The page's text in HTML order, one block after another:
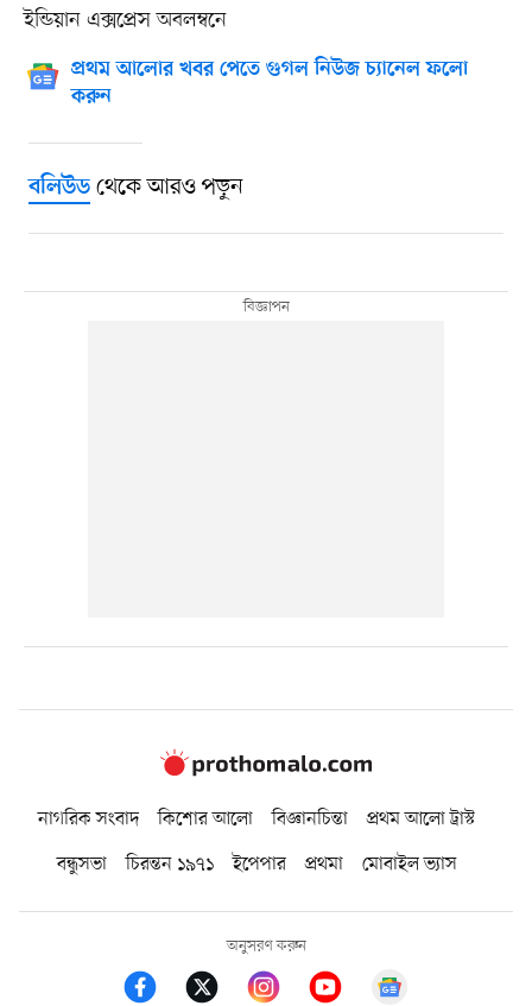
ইন্ডিয়ান এক্সপ্রেস অবলম্বনে
প্রথম আলোর খবর পেতে গুগল নিউজ চ্যানেল ফলো
করুন
বলিউডথেকে আরও পড়ুন
নাগরিক সংবাদ কিশোর আলো বিজ্ঞানচিন্তা
প্রথম আলো ট্রাস্ট
বন্ধুসভা
চিরন্তন ১৯৭১ ইপেপার প্রথমা মোবাইল ভ্যাস
অনুসরণ করুন